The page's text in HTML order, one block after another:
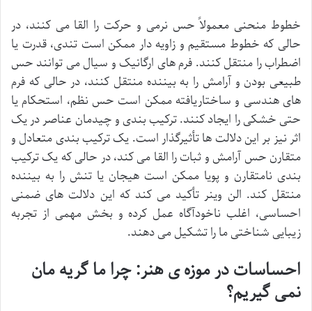
خطوط منحنی معمولاً حس نرمی و حرکت را القا می کنند، در
حالی که خطوط مستقیم و زاویه دار ممکن است تندی، قدرت یا
اضطراب را منتقل کنند. فرم های ارگانیک و سیال می توانند حس
طبیعی بودن و آرامش را به بیننده منتقل کنند، در حالی که فرم
های هندسی و ساختاریافته ممکن است حس نظم، استحکام یا
حتی خشکی را ایجاد کنند. ترکیب بندی و چیدمان عناصر در یک
اثر نیز بر این دلالت ها تأثیرگذار است. یک ترکیب بندی متعادل و
متقارن حس آرامش و ثبات را القا می کند، در حالی که یک ترکیب
بندی نامتقارن و پویا ممکن است هیجان یا تنش را به بیننده
منتقل کند. الن وینر تأکید می کند که این دلالت های ضمنی
احساسی، اغلب ناخودآگاه عمل کرده و بخش مهمی از تجربه
زیبایی شناختی ما را تشکیل می دهند.
احساسات در موزه ی هنر: چرا ما گریه مان
نمی گیریم؟